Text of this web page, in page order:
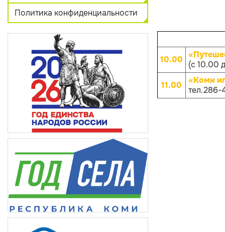
Политика конфиденциальности
10.00
(с 10.00
11.00
«Коми
тел.286-